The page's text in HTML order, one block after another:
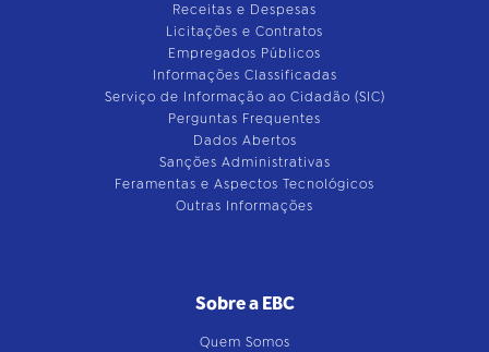
Receitas e Despesas
Licitações e Contratos
Empregados Públicos
Informações Classificadas
Serviço de Informação ao Cidadão (SIC)
Perguntas Frequentes
Dados Abertos
Sanções Administrativas
Feramentas e Aspectos Tecnológicos
Outras Informações
Sobre a EBC
Quem Somos